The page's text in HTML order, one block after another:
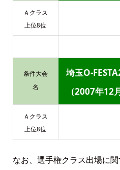
Ａクラス
上位8位
条件大会
名
埼玉O-
（2007年12
Ａクラス
上位8位
なお、選手権クラス出場に